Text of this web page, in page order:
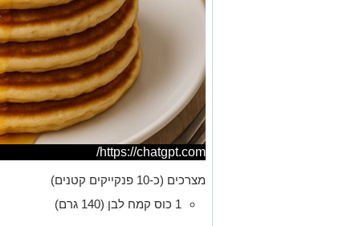
https://chatgpt.com/
מצרכים (כ-10 פנקייקים קטנים)
1 כוס קמח לבן (140 גרם)